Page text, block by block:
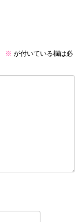
※ が付いている欄は必